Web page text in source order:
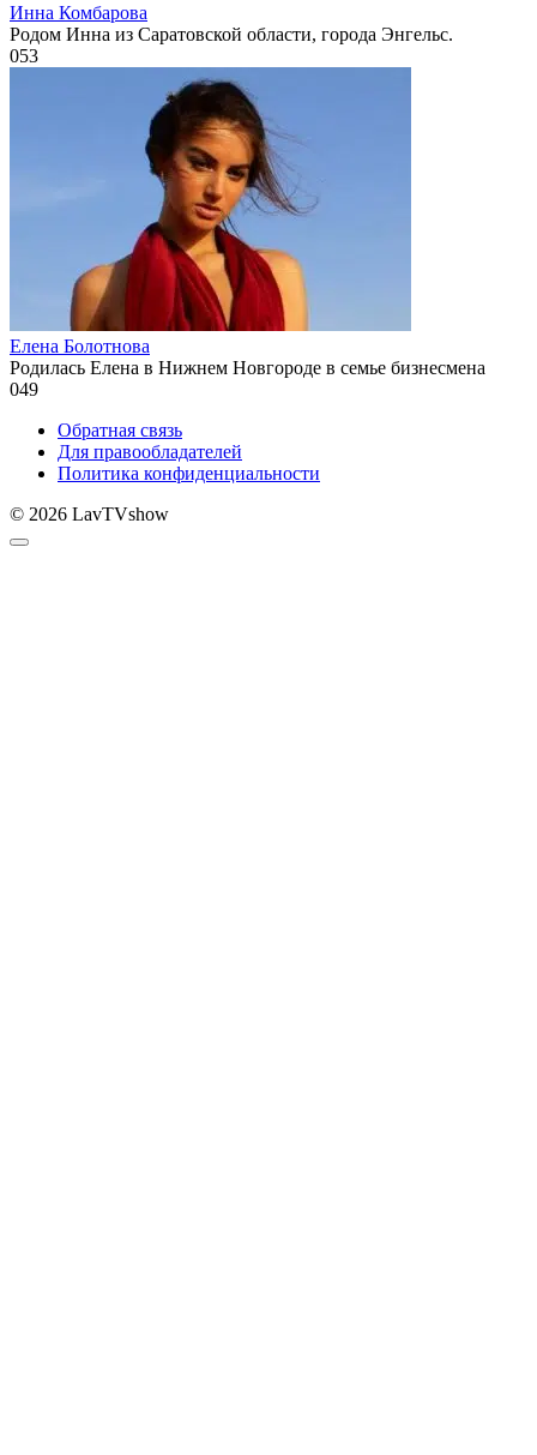
Инна Комбарова
Родом Инна из Саратовской области, города Энгельс.
053
Елена Болотнова
Родилась Елена в Нижнем Новгороде в семье бизнесмена
049
Обратная связь
Для правообладателей
Политика конфиденциальности
© 2026 LavTVshow